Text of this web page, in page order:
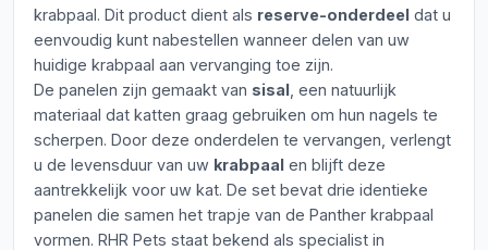
krabpaal. Dit product dient als reserve-onderdeel dat u
eenvoudig kunt nabestellen wanneer delen van uw
huidige krabpaal aan vervanging toe zijn.
De panelen zijn gemaakt van sisal , een natuurlijk
materiaal dat katten graag gebruiken om hun nagels te
scherpen. Door deze onderdelen te vervangen, verlengt
u de levensduur van uw krabpaal en blijft deze
aantrekkelijk voor uw kat. De set bevat drie identieke
panelen die samen het trapje van de Panther krabpaal
vormen. RHR Pets staat bekend als specialist in